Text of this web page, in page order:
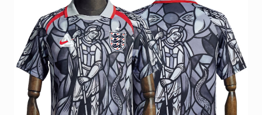
velges
på
produktsiden